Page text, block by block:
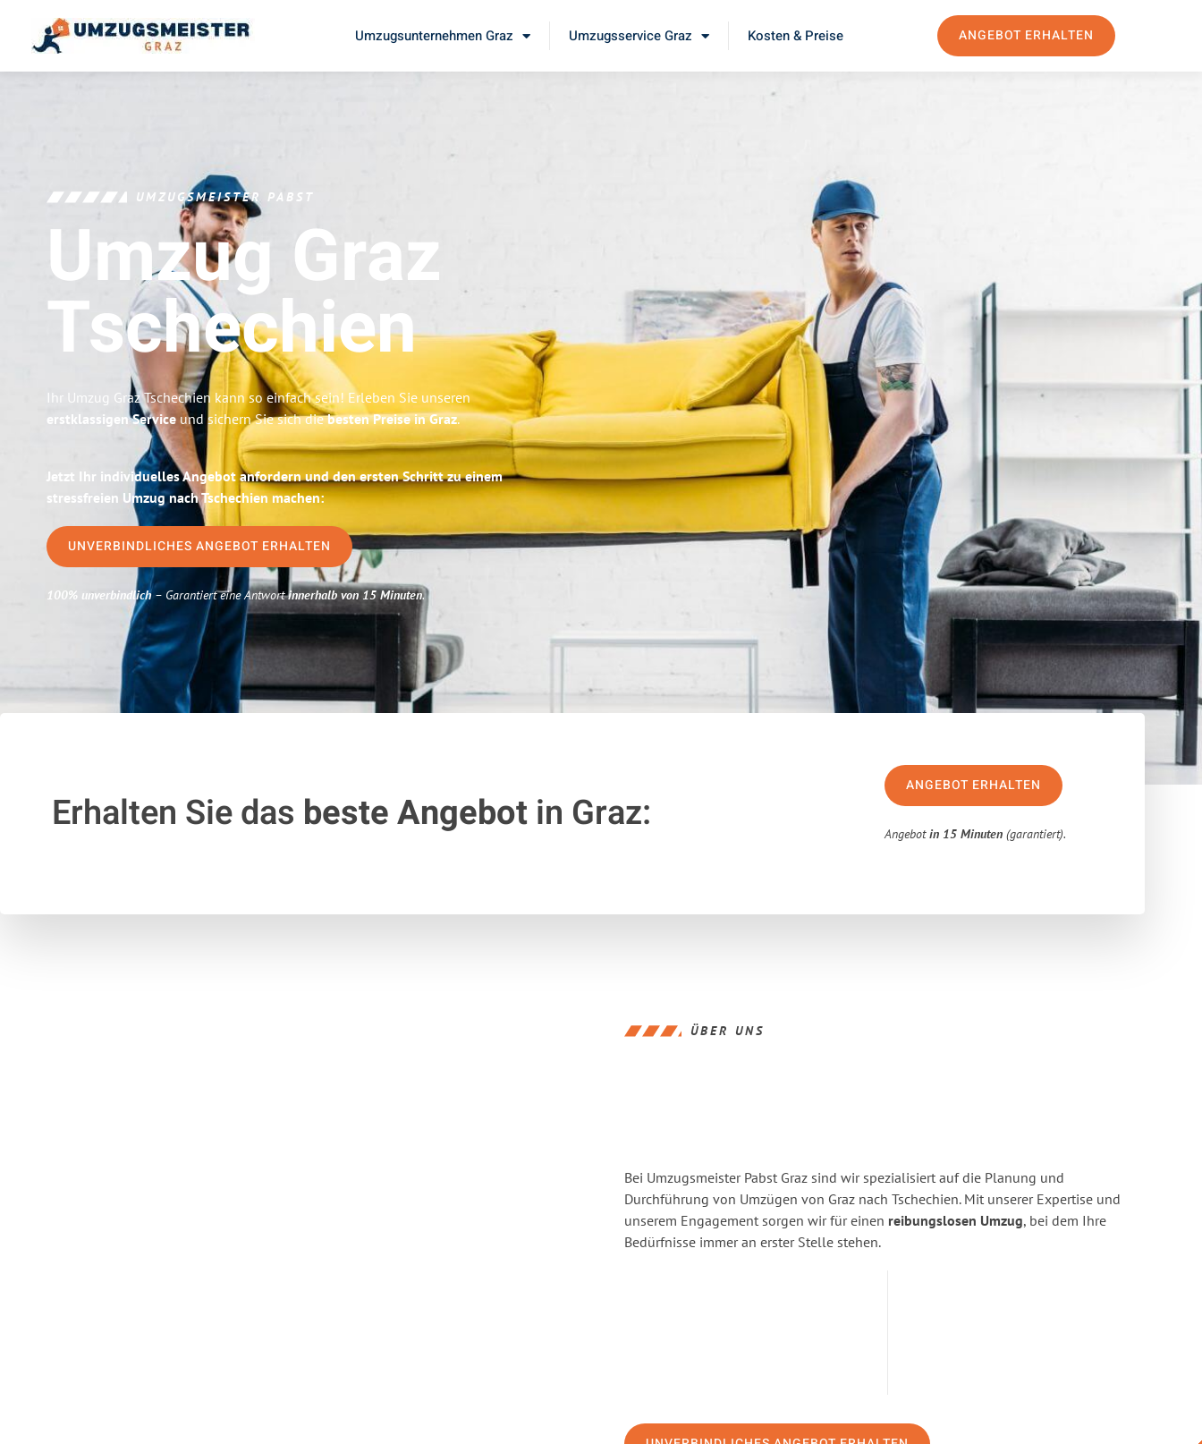
Umzugsunternehmen Graz Umzugsservice Graz Kosten & Preise ANGEBOT ERHALTEN
UMZUGSMEISTER PABST
Umzug Graz
Tschechien
Ihr Umzug Graz Tschechien kann so einfach sein! Erleben Sie unseren
erstklassigen Service und sichern Sie sich diebesten Preise in Graz.
Jetzt Ihr individuelles Angebot anfordern und den ersten Schritt zu einem
stressfreien Umzug nach Tschechien machen:
UNVERBINDLICHES ANGEBOT ERHALTEN
100% unverbindlich– Garantiert eine Antwortinnerhalb von 15 Minuten.
Erhalten Sie das beste Angebotin Graz:
ANGEBOT ERHALTEN
Angebotin 15 Minuten (garantiert).
ÜBER UNS
Bei Umzugsmeister Pabst Graz sind wir spezialisiert auf die Planung und
Durchführung von Umzügen von Graz nach Tschechien. Mit unserer Expertise und
unserem Engagement sorgen wir für einen reibungslosen Umzug, bei dem Ihre
Bedürfnisse immer an erster Stelle stehen.